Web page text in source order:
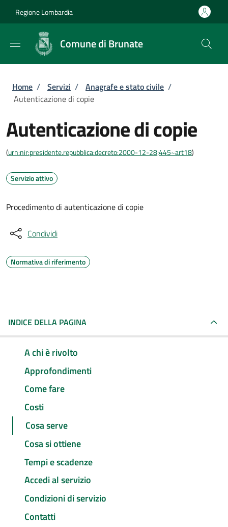
Regione Lombardia
Comune di Brunate
Briciole di pane
Home / Servizi / Anagrafe e stato civile /
Autenticazione di copie
Autenticazione di copie
(urn:nir:presidente.repubblica:decreto:2000-12-28;445~art18)
Servizio attivo
Procedimento di autenticazione di copie
Condividi
Normativa di riferimento
INDICE DELLA PAGINA
A chi è rivolto
Approfondimenti
Come fare
Costi
Cosa serve
Cosa si ottiene
Tempi e scadenze
Accedi al servizio
Condizioni di servizio
Contatti